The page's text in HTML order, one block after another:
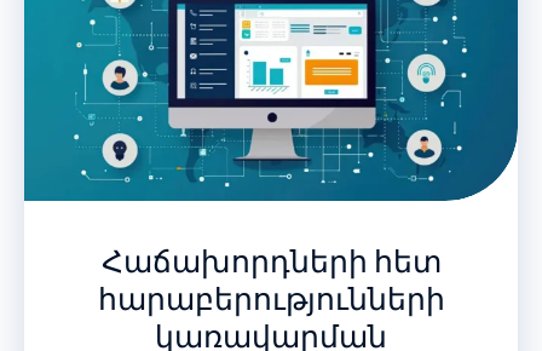
Հաճախորդների հետ
հարաբերությունների
կառավարման